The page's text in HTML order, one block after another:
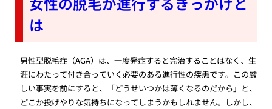
は
男性型脱毛症（AGA）は、一度発症すると完治することはなく、生
涯にわたって付き合っていく必要のある進行性の疾患です。この厳
しい事実を前にすると、「どうせいつかは薄くなるのだから」と、
どこか投げやりな気持ちになってしまうかもしれません。しかし、